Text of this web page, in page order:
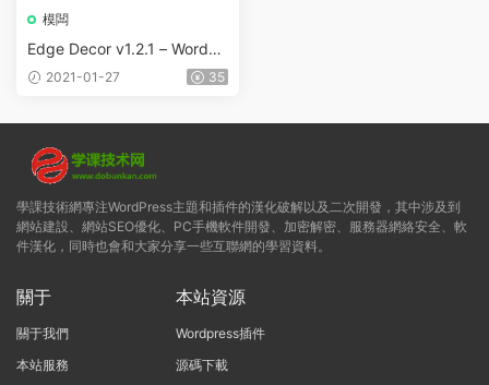
模闆
Edge Decor v1.2.1 – WordPr
ess現代園藝美化主題
2021-01-27 35
學課技術網專注WordPress主題和插件的漢化破解以及二次開發，其中涉及到
網站建設、網站SEO優化、PC手機軟件開發、加密解密、服務器網絡安全、軟
件漢化，同時也會和大家分享一些互聯網的學習資料。
關于
關于我們
本站服務
本站資源
Wordpress插件
源碼下載